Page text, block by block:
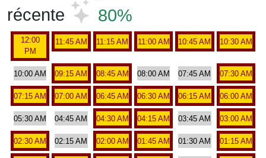
récente
80%
12:00
PM
11:45 AM 11:15 AM 11:00 AM 10:45 AM 10:30 AM
10:00 AM 09:15 AM 08:45 AM 08:00 AM 07:45 AM 07:30 AM
07:15 AM 07:00 AM 06:45 AM 06:30 AM 06:15 AM 06:00 AM
05:30 AM 04:45 AM 04:30 AM 04:15 AM 03:45 AM 03:00 AM
02:30 AM 02:15 AM 02:00 AM 01:45 AM 01:30 AM 01:15 AM